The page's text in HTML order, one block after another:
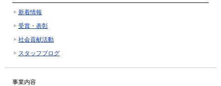
新着情報
受賞・表彰
社会貢献活動
スタッフブログ
事業内容